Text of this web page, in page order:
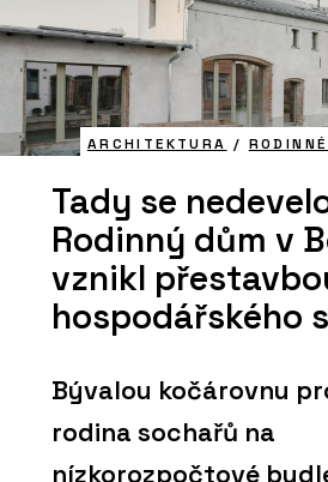
ARCHITEKTURA /
Tady se
Rodinný dům v
vznikl
hospodářského
Bývalou kočárovnu
rodina sochařů na
nízkorozpočtové